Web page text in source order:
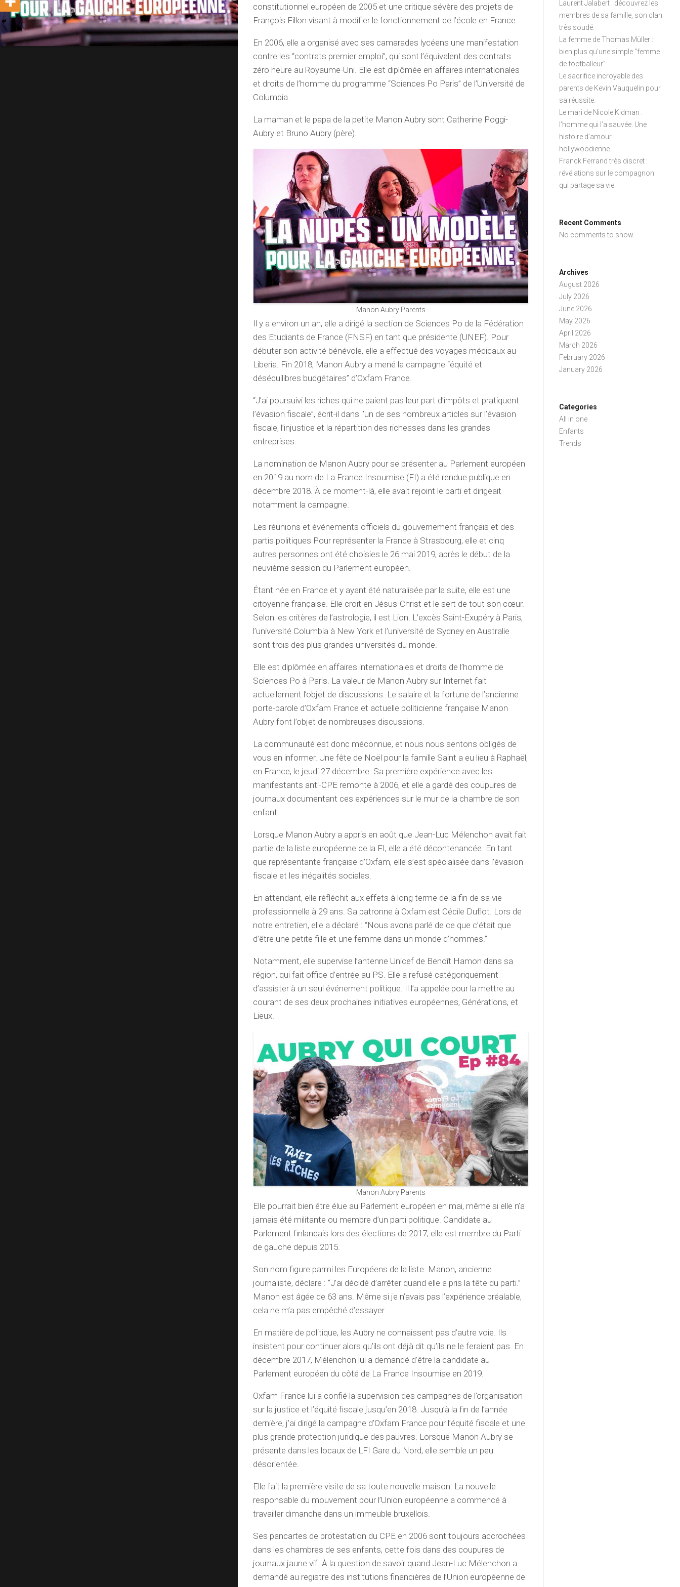
constitutionnel européen de 2005 et une critique sévère des projets de
François Fillon visant à modifier le fonctionnement de l’école en France.
En 2006, elle a organisé avec ses camarades lycéens une manifestation
contre les “contrats premier emploi”, qui sont l’équivalent des contrats
zéro heure au Royaume-Uni. Elle est diplômée en affaires internationales
et droits de l’homme du programme “Sciences Po Paris” de l’Université de
Columbia.
La maman et le papa de la petite Manon Aubry sont Catherine Poggi-
Aubry et Bruno Aubry (père).
Manon Aubry Parents
Il y a environ un an, elle a dirigé la section de Sciences Po de la Fédération
des Etudiants de France (FNSF) en tant que présidente (UNEF). Pour
débuter son activité bénévole, elle a effectué des voyages médicaux au
Liberia. Fin 2018, Manon Aubry a mené la campagne “équité et
déséquilibres budgétaires” d’Oxfam France.
“J’ai poursuivi les riches qui ne paient pas leur part d’impôts et pratiquent
l’évasion fiscale”, écrit-il dans l’un de ses nombreux articles sur l’évasion
fiscale, l’injustice et la répartition des richesses dans les grandes
entreprises.
La nomination de Manon Aubry pour se présenter au Parlement européen
en 2019 au nom de La France Insoumise (FI) a été rendue publique en
décembre 2018. À ce moment-là, elle avait rejoint le parti et dirigeait
notamment la campagne.
Les réunions et événements officiels du gouvernement français et des
partis politiques Pour représenter la France à Strasbourg, elle et cinq
autres personnes ont été choisies le 26 mai 2019, après le début de la
neuvième session du Parlement européen.
Étant née en France et y ayant été naturalisée par la suite, elle est une
citoyenne française. Elle croit en Jésus-Christ et le sert de tout son cœur.
Selon les critères de l’astrologie, il est Lion. L’excès Saint-Exupéry à Paris,
l’université Columbia à New York et l’université de Sydney en Australie
sont trois des plus grandes universités du monde.
Elle est diplômée en affaires internationales et droits de l’homme de
Sciences Po à Paris. La valeur de Manon Aubry sur Internet fait
actuellement l’objet de discussions. Le salaire et la fortune de l’ancienne
porte-parole d’Oxfam France et actuelle politicienne française Manon
Aubry font l’objet de nombreuses discussions.
La communauté est donc méconnue, et nous nous sentons obligés de
vous en informer. Une fête de Noël pour la famille Saint a eu lieu à Raphaël,
en France, le jeudi 27 décembre. Sa première expérience avec les
manifestants anti-CPE remonte à 2006, et elle a gardé des coupures de
journaux documentant ces expériences sur le mur de la chambre de son
enfant.
Lorsque Manon Aubry a appris en août que Jean-Luc Mélenchon avait fait
partie de la liste européenne de la FI, elle a été décontenancée. En tant
que représentante française d’Oxfam, elle s’est spécialisée dans l’évasion
fiscale et les inégalités sociales.
En attendant, elle réfléchit aux effets à long terme de la fin de sa vie
professionnelle à 29 ans. Sa patronne à Oxfam est Cécile Duflot. Lors de
notre entretien, elle a déclaré : “Nous avons parlé de ce que c’était que
d’être une petite fille et une femme dans un monde d’hommes.”
Notamment, elle supervise l’antenne Unicef de Benoît Hamon dans sa
région, qui fait office d’entrée au PS. Elle a refusé catégoriquement
d’assister à un seul événement politique. Il l’a appelée pour la mettre au
courant de ses deux prochaines initiatives européennes, Générations, et
Lieux.
Manon Aubry Parents
Elle pourrait bien être élue au Parlement européen en mai, même si elle n’a
jamais été militante ou membre d’un parti politique. Candidate au
Parlement finlandais lors des élections de 2017, elle est membre du Parti
de gauche depuis 2015.
Son nom figure parmi les Européens de la liste. Manon, ancienne
journaliste, déclare : “J’ai décidé d’arrêter quand elle a pris la tête du parti.”
Manon est âgée de 63 ans. Même si je n’avais pas l’expérience préalable,
cela ne m’a pas empêché d’essayer.
En matière de politique, les Aubry ne connaissent pas d’autre voie. Ils
insistent pour continuer alors qu’ils ont déjà dit qu’ils ne le feraient pas. En
décembre 2017, Mélenchon lui a demandé d’être la candidate au
Parlement européen du côté de La France Insoumise en 2019.
Oxfam France lui a confié la supervision des campagnes de l’organisation
sur la justice et l’équité fiscale jusqu’en 2018. Jusqu’à la fin de l’année
dernière, j’ai dirigé la campagne d’Oxfam France pour l’équité fiscale et une
plus grande protection juridique des pauvres. Lorsque Manon Aubry se
présente dans les locaux de LFI Gare du Nord, elle semble un peu
désorientée.
Elle fait la première visite de sa toute nouvelle maison. La nouvelle
responsable du mouvement pour l’Union européenne a commencé à
travailler dimanche dans un immeuble bruxellois.
Ses pancartes de protestation du CPE en 2006 sont toujours accrochées
dans les chambres de ses enfants, cette fois dans des coupures de
journaux jaune vif. À la question de savoir quand Jean-Luc Mélenchon a
demandé au registre des institutions financières de l’Union européenne de
Laurent Jalabert : découvrez les
membres de sa famille, son clan
très soudé.
La femme de Thomas Müller :
bien plus qu’une simple “femme
de footballeur”.
Le sacrifice incroyable des
parents de Kevin Vauquelin pour
sa réussite.
Le mari de Nicole Kidman :
l’homme qui l’a sauvée. Une
histoire d’amour
hollywoodienne.
Franck Ferrand très discret :
révélations sur le compagnon
qui partage sa vie.
Recent Comments
No comments to show.
Archives
August 2026
July 2026
June 2026
May 2026
April 2026
March 2026
February 2026
January 2026
Categories
All in one
Enfants
Trends